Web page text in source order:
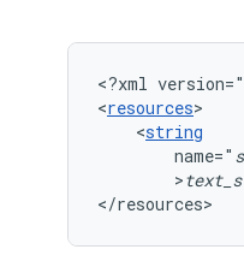
<?xml
<resources
<string
name="
>
</resources>